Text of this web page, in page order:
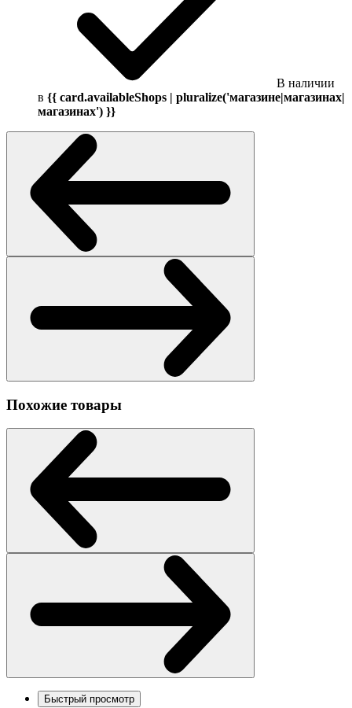
В наличии
в {{ card.availableShops | pluralize('магазине|магазинах|
магазинах') }}
Похожие товары
Быстрый просмотр